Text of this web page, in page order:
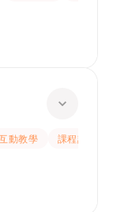
動教學
課程設計